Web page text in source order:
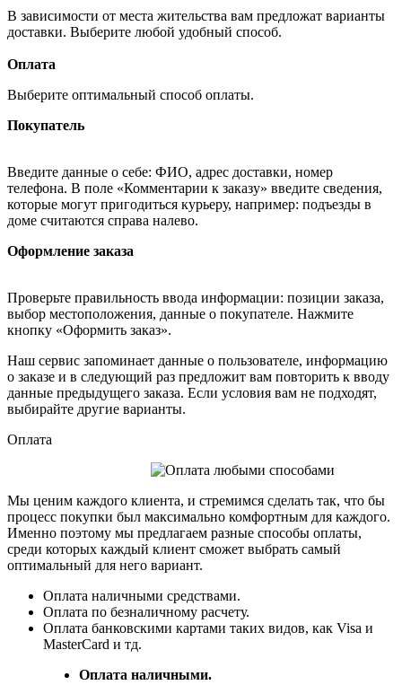
В зависимости от места жительства вам предложат варианты
доставки. Выберите любой удобный способ.
Оплата
Выберите оптимальный способ оплаты.
Покупатель
Введите данные о себе: ФИО, адрес доставки, номер
телефона. В поле «Комментарии к заказу» введите сведения,
которые могут пригодиться курьеру, например: подъезды в
доме считаются справа налево.
Оформление заказа
Проверьте правильность ввода информации: позиции заказа,
выбор местоположения, данные о покупателе. Нажмите
кнопку «Оформить заказ».
Наш сервис запоминает данные о пользователе, информацию
о заказе и в следующий раз предложит вам повторить к вводу
данные предыдущего заказа. Если условия вам не подходят,
выбирайте другие варианты.
Оплата
Мы ценим каждого клиента, и стремимся сделать так, что бы
процесс покупки был максимально комфортным для каждого.
Именно поэтому мы предлагаем разные способы оплаты,
среди которых каждый клиент сможет выбрать самый
оптимальный для него вариант.
Оплата наличными средствами.
Оплата по безналичному расчету.
Оплата банковскими картами таких видов, как Visa и
MasterCard и тд.
Оплата наличными.